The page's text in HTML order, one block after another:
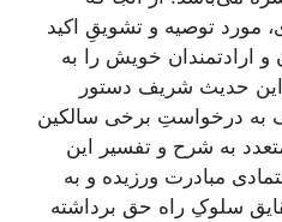
مورد توصیه و تشویقِ اکید
و ارادتمندان خویش را به
حدیث شریف دستور
به درخواستِ برخی سالکین
به شرح و تفسیر این
مبادرت ورزیده و به
سلوکِ راه حق برداشته